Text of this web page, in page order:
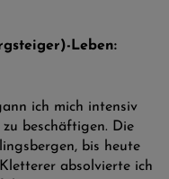
Leben:
ich mich intensiv
beschäftigen. Die
bis heute
absolvierte ich